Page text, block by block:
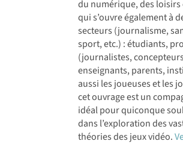
du numérique, des
qui s’ouvre également à
secteurs (journalisme,
sport, etc.) : étudiants,
(journalistes,
enseignants, parents,
aussi les joueuses et les
cet ouvrage est un
idéal pour quiconque
dans l’exploration des
théories des jeux vidéo.